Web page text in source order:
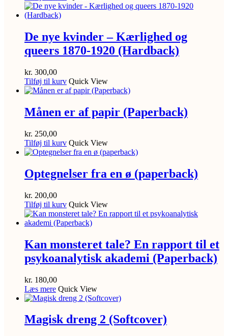
De nye kvinder – Kærlighed og
queers 1870-1920 (Hardback)
kr. 300,00
Tilføj til kurv Quick View
Månen er af papir (Paperback)
kr. 250,00
Tilføj til kurv Quick View
Optegnelser fra en ø (paperback)
kr. 200,00
Tilføj til kurv Quick View
Kan monsteret tale? En rapport til et
psykoanalytisk akademi (Paperback)
kr. 180,00
Læs mere Quick View
Magisk dreng 2 (Softcover)